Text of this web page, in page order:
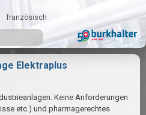
französisch
Elektraplus
Keine Anforderungen
etc.) und pharmagerechtes